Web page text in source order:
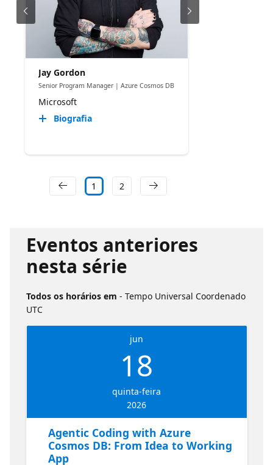
Jay Gordon
Senior Program Manager | Azure Cosmos DB
Microsoft
Biografia
1 2
Eventos anteriores
nesta série
Todos os horários em - Tempo Universal Coordenado
UTC
jun
18
quinta-feira
2026
Agentic Coding with Azure
Cosmos DB: From Idea to Working
App